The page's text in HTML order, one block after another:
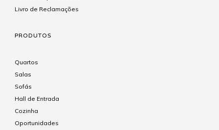
Livro de Reclamações
PRODUTOS
Quartos
Salas
Sofás
Hall de Entrada
Cozinha
Oportunidades